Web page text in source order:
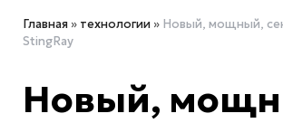
Главная » технологии » Новый, мощный,
StingRay
Новый,